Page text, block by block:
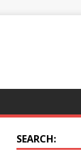
SEARCH: